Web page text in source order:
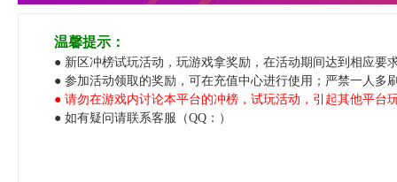
温馨提示：
● 新区冲榜试玩活动，玩游戏拿奖励，在活动期间达到相应要
● 参加活动领取的奖励，可在充值中心进行使用；严禁一人多
● 请勿在游戏内讨论本平台的冲榜，试玩活动，引起其他平台
● 如有疑问请联系客服（QQ：）